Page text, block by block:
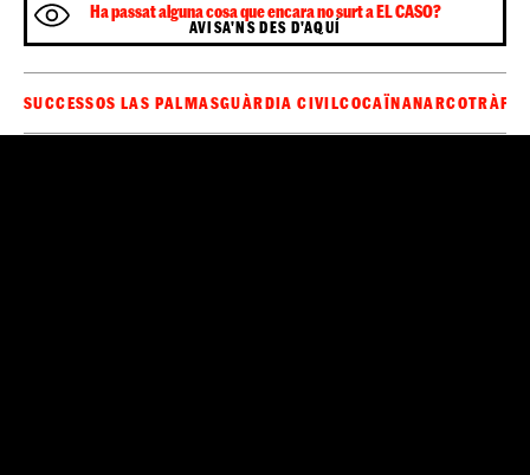
Ha passat alguna cosa que encara no surt a EL CASO?
AVISA'NS DES D'AQUÍ
SUCCESSOS LAS PALMASGUÀRDIA CIVILCOCAÏNANARCOTRÀFIC